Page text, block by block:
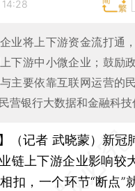
业将上下游资金流打通
下游中小微企业；鼓励政
主要依靠互联网运营的
营银行大数据和金融科技
（记者 武晓蒙） 新冠
链上下游企业影响较
扣，一个环节“断点”